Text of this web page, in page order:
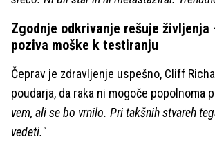
Zgodnje odkrivanje rešuje življenja
poziva moške k testiranju
Čeprav je zdravljenje uspešno, Cliff
poudarja, da raka ni mogoče popolnoma
vem, ali se bo vrnilo. Pri takšnih stvareh
vedeti."